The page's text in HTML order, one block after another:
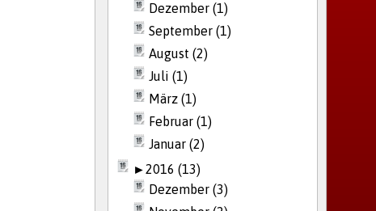
Dezember (1)
September (1)
August (2)
Juli (1)
März (1)
Februar (1)
Januar (2)
►2016 (13)
Dezember (3)